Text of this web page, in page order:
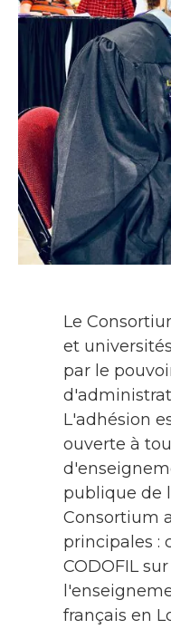
Le
et
par le
L'adhésion
ouverte à
publique de
Consortium
principales :
CODOFIL
français en